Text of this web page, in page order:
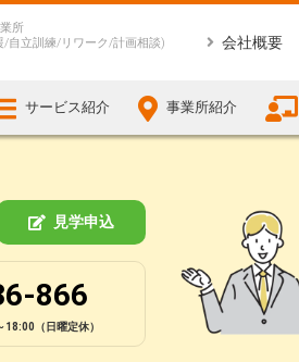
所
/自立訓練/リワーク/計画相談)
会社概要
サービス紹介 事業所紹介
見学申込
866
（日曜定休）